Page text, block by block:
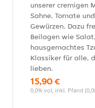
unserer cremigen
Sahne, Tomate
Gewürzen. Dazu
Beilagen wie
hausgemachtes
Klassiker für alle,
lieben.
15,90 €
0,0% vol, inkl. Pfand